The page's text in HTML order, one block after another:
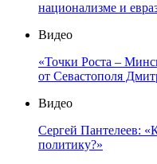
национализме и
Видео
«Точки Роста –
от Севастополя
Видео
Сергей Пантелеев:
политику?»